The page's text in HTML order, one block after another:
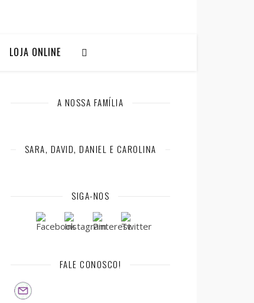
LOJA ONLINE
A NOSSA FAMÍLIA
SARA, DAVID, DANIEL E CAROLINA
SIGA-NOS
FALE CONOSCO!